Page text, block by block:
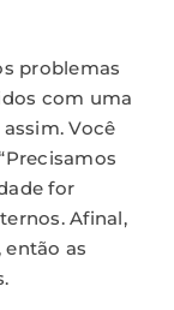
problemas
com uma
Você
for
Afinal,
, então as